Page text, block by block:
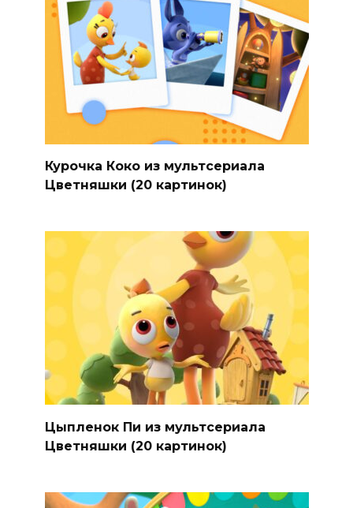
Курочка Коко из мультсериала
Цветняшки (20 картинок)
Цыпленок Пи из мультсериала
Цветняшки (20 картинок)